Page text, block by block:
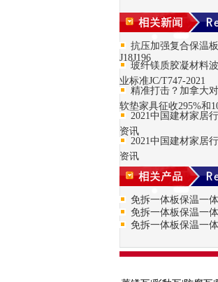
抗压加强复合保温
J18J196
玻纤镁质胶凝材料
业标准JC/T747-2021
精准打击？加拿大
软垫家具征收295%和
2021中国建材家居
资讯
2021中国建材家居
资讯
免拆一体板保温一
免拆一体板保温一
免拆一体板保温一